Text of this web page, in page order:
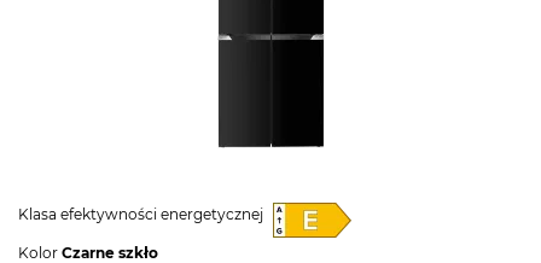
Klasa efektywności energetycznej
Kolor Czarne szkło